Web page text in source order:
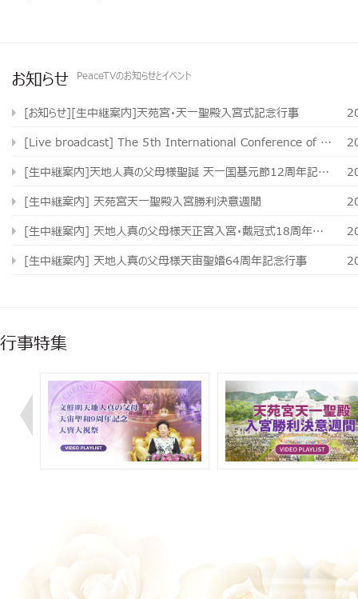
お知らせ PeaceTVのお知らせとイベント
[お知らせ][生中継案内]天苑宮・天一聖殿入宮式記念行事
[Live broadcast] The 5th International Conference of Hyojeong Academy
[生中継案内]天地人真の父母様聖誕 天一国基元節12周年記念週間
[生中継案内] 天苑宮天一聖殿入宮勝利決意週間
[生中継案内] 天地人真の父母様天正宮入宮・戴冠式18周年記念式 および 実体聖霊 独り娘 真のお母様 勝利帰国歓迎集会
[生中継案内] 天地人真の父母様天宙聖婚64周年記念行事
行事特集